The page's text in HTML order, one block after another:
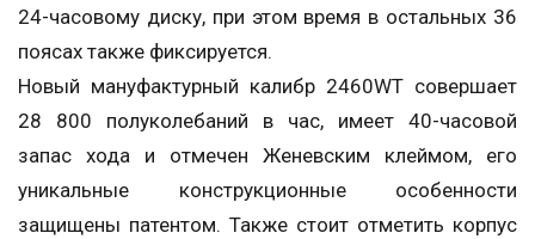
24-часовому диску, при этом время в остальных 36
поясах также фиксируется.
Новый мануфактурный калибр 2460WT совершает
28 800 полуколебаний в час, имеет 40-часовой
запас хода и отмечен Женевским клеймом, его
уникальные конструкционные особенности
защищены патентом. Также стоит отметить корпус